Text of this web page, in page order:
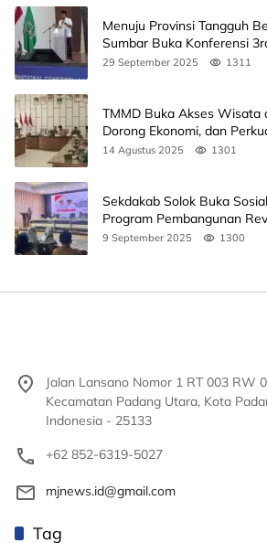
Menuju Provinsi Tangguh
Sumbar Buka Konferensi
Unand
29 September 2025 1311
TMMD Buka Akses Wisata
Dorong Ekonomi, dan
14 Agustus 2025 1301
Sekdakab Solok Buka
Program Pembangunan
Pendidikan
9 September 2025 1300
Jalan Lansano Nomor 1 RT 003 RW
Kecamatan Padang Utara, Kota
Indonesia - 25133
+62 852-6319-5027
mjnews.id@gmail.com
Tag